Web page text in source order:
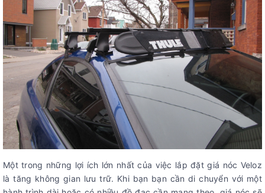
Một trong những lợi ích lớn nhất của việc lắp đặt giá nóc Veloz
là tăng không gian lưu trữ. Khi bạn bạn cần di chuyển với một